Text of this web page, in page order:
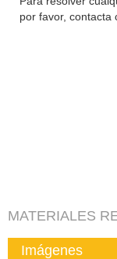
por favor, contacta
MATERIALES
Imágenes